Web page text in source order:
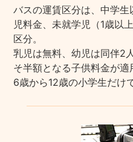
バスの運賃区分は、中学
児料金、未就学児（1歳以
区分。
乳児は無料、幼児は同伴2
そ半額となる子供料金が
6歳から12歳の小学生だけ